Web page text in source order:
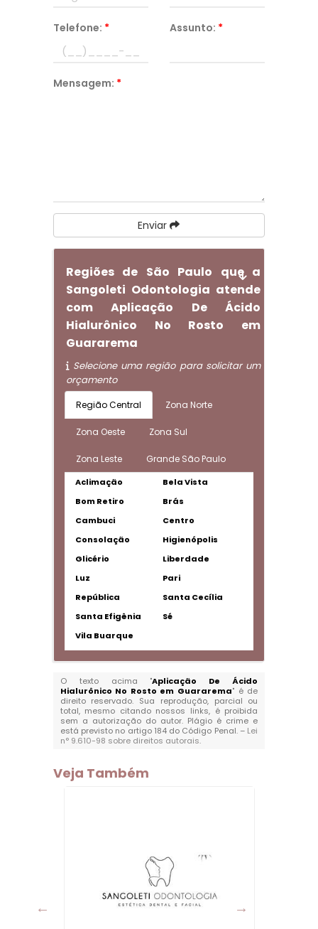
Telefone: * Assunto: *
Mensagem: *
Enviar
Regiões de São Paulo que a
Sangoleti Odontologia atende
com Aplicação De Ácido
Hialurônico No Rosto em
Guararema
Selecione uma região para solicitar um
orçamento
Região Central Zona Norte
Zona Oeste Zona Sul
Zona Leste Grande São Paulo
Aclimação
Bela Vista
Bom Retiro
Brás
Cambuci
Centro
Consolação
Higienópolis
Glicério
Liberdade
Luz
Pari
República
Santa Cecília
Santa Efigênia
Sé
Vila Buarque
O texto acima "Aplicação De Ácido
Hialurônico No Rosto em Guararema" é de
direito reservado. Sua reprodução, parcial ou
total, mesmo citando nossos links, é proibida
sem a autorização do autor. Plágio é crime e
está previsto no artigo 184 do Código Penal. – Lei
n° 9.610-98 sobre direitos autorais.
Veja Também